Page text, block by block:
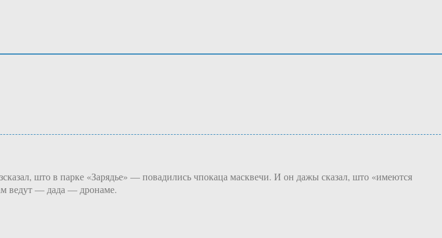
што в парке «Зарядье» — повадились чпокаца масквечи. И он дажы сказал, што «имеются
ведут — дада — дронаме.